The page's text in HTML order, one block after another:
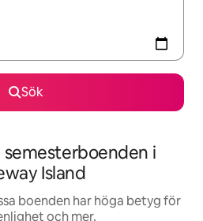
Sök
i
Island
boenden har höga betyg för
och mer.